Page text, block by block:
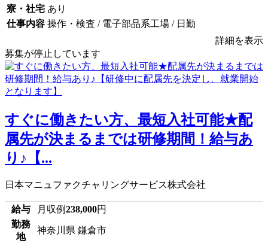
寮・社宅 あり
仕事内容 操作・検査 / 電子部品系工場 / 日勤
詳細を表示
募集が停止しています
すぐに働きたい方、最短入社可能★配
属先が決まるまでは研修期間！給与あ
り♪【...
日本マニュファクチャリングサービス株式会社
給与 月収例238,000円
勤務
地
神奈川県 鎌倉市